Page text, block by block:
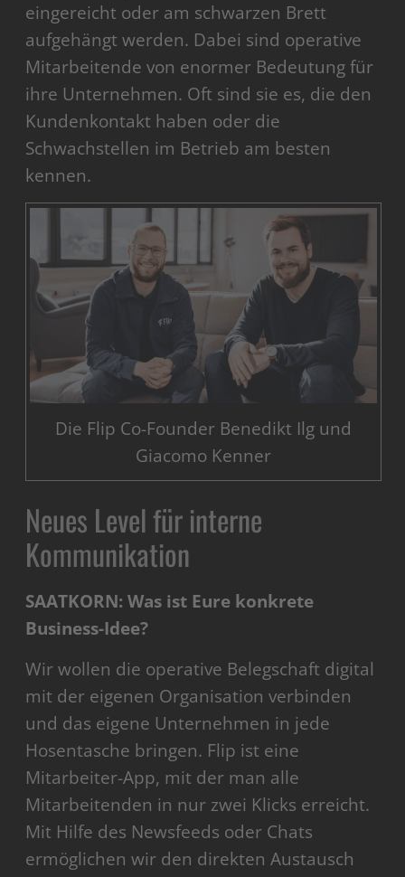
eingereicht oder am schwarzen Brett
aufgehängt werden. Dabei sind operative
Mitarbeitende von enormer Bedeutung für
ihre Unternehmen. Oft sind sie es, die den
Kundenkontakt haben oder die
Schwachstellen im Betrieb am besten
kennen.
Die Flip Co-Founder Benedikt Ilg und
Giacomo Kenner
Neues Level für interne
Kommunikation
SAATKORN: Was ist Eure konkrete
Business-Idee?
Wir wollen die operative Belegschaft digital
mit der eigenen Organisation verbinden
und das eigene Unternehmen in jede
Hosentasche bringen. Flip ist eine
Mitarbeiter-App, mit der man alle
Mitarbeitenden in nur zwei Klicks erreicht.
Mit Hilfe des Newsfeeds oder Chats
ermöglichen wir den direkten Austausch